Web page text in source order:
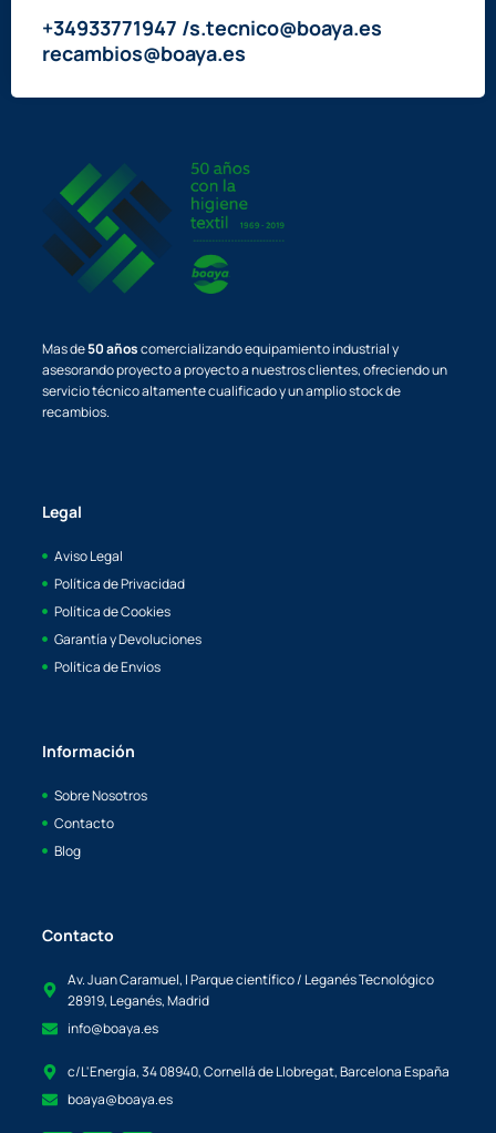
+34933771947 /s.tecnico@boaya.es
recambios@boaya.es
Mas de50 añoscomercializando equipamiento industrial y
asesorando proyecto a proyecto a nuestros clientes, ofreciendo un
servicio técnico altamente cualificado y un amplio stock de
recambios.
Legal
Aviso Legal
Política de Privacidad
Política de Cookies
Garantía y Devoluciones
Política de Envios
Información
Sobre Nosotros
Contacto
Blog
Contacto
Av. Juan Caramuel, I Parque científico / Leganés Tecnológico
28919, Leganés, Madrid
info@boaya.es
c/L'Energía, 34 08940, Cornellá de Llobregat, Barcelona España
boaya@boaya.es